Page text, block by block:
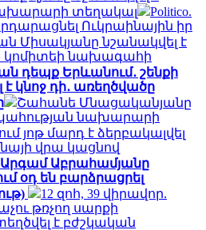
տեղակալ
Politico.
Ուկրաինային իր
Միսակյանը նշանակվել է
կոմիտեի նախագահի
դեպք Երևանում․ շենքի
կնոջ դի․ առեղծվածը
Շահանե Մնացականյանը
նախարարի
յոթ մարդ է ձերբակալվել
վրա կացնով
Արգամ Աբրահամյանը
օդ են բարձրացրել
12 զոհ, 39 վիրավոր.
թռչող սարքի
է բժշկական